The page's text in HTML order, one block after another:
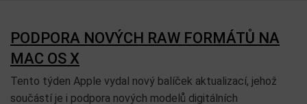
PODPORA NOVÝCH RAW FORMÁTŮ NA
MAC OS X
Tento týden Apple vydal nový balíček aktualizací, jehož
součástí je i podpora nových modelů digitálních